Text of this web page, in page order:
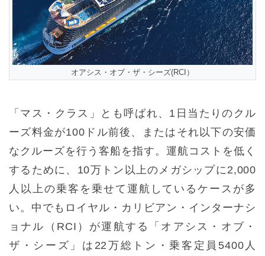
オアシス・オブ・ザ・シーズ(RCI）
「マス・クラス」とも呼ばれ、1日当たりのクル
ーズ料金が100ドル前後、またはそれ以下の安価
なクルーズを行う客船を指す。運航コストを低く
するために、10万トン以上のメガシップに2,000
人以上の乗客を乗せて運航しているケースが多
い。中でもロイヤル・カリビアン・インターナシ
ョナル（RCI）が運航する「オアシス・オブ・
ザ・シーズ」は22万総トン・乗客定員5400人